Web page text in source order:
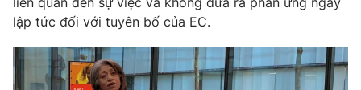
Photo
Video Shorts video
lập tức đối với tuyên bố của EC.